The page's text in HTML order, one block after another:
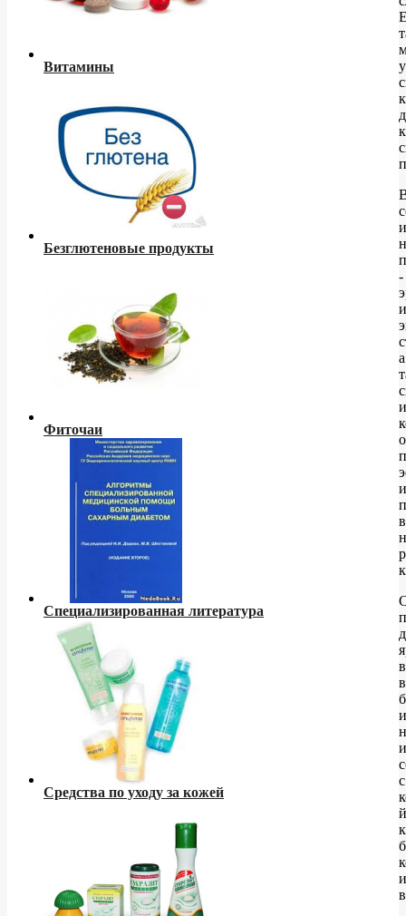
Витамины
Безглютеновые продукты
Фиточаи
Специализированная литература
Средства по уходу за кожей
к
-
и
а
и
и
с
и